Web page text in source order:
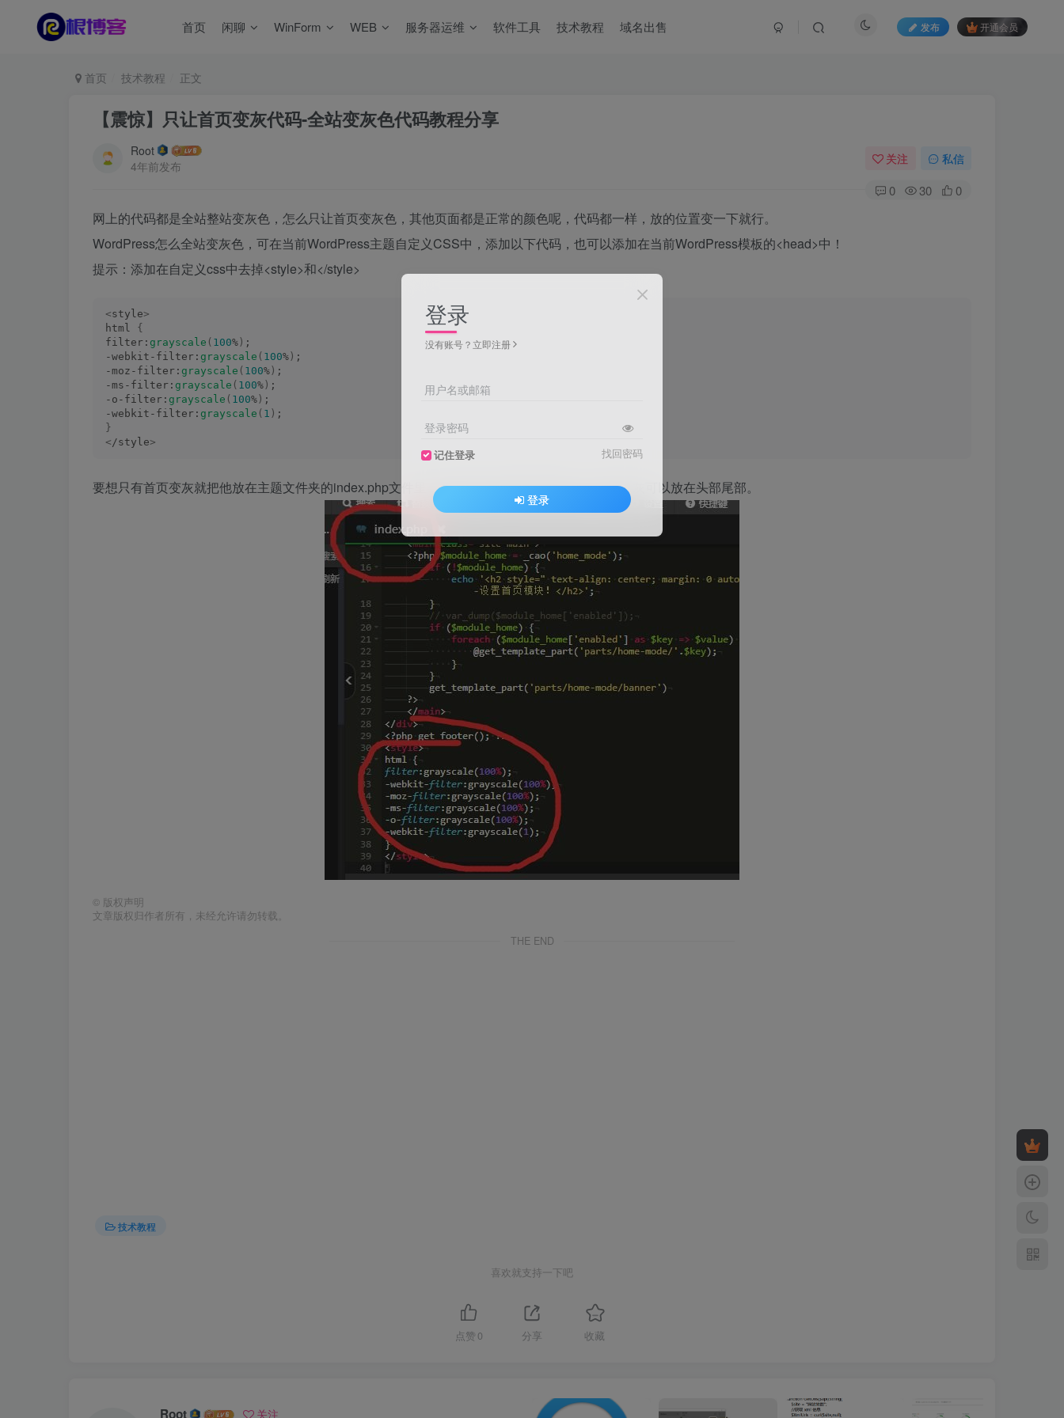
首页 闲聊 WinForm WEB 服务器运维 软件工具 技术教程 域名出售 发布 开通会员
首页 技术教程 正文
【震惊】只让首页变灰代码-全站变灰色代码教程分享
Root
4年前发布
关注 私信
0 30 0
网上的代码都是全站整站变灰色，怎么只让首页变灰色，其他页面都是正常的颜色呢，代码都一样，放的位置变一下就行。
WordPress怎么全站变灰色，可在当前WordPress主题自定义CSS中，添加以下代码，也可以添加在当前WordPress模板的<head>中！
提示：添加在自定义css中去掉<style>和</style>
<style>
html {
filter: grayscale ( 100% ) ;
-webkit-filter: grayscale ( 100% ) ;
-moz-filter: grayscale ( 100% ) ;
-ms-filter: grayscale ( 100% ) ;
-o-filter: grayscale ( 100% ) ;
-webkit-filter: grayscale ( 1 ) ;
}
< /style>
要想只有首页变灰就把他放在主题文件夹的index.php文件里，不要放在头部和尾部啥的， 整站变灰可以放在头部尾部。
© 版权声明
文章版权归作者所有，未经允许请勿转载。
THE END
技术教程
喜欢就支持一下吧
点赞 0 分享 收藏
Root 关注
登录
没有账号？立即注册
用户名或邮箱
登录密码
记住登录 找回密码
登录